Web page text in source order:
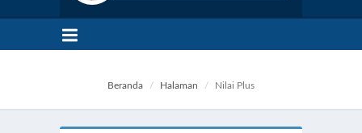
Beranda Halaman Nilai Plus